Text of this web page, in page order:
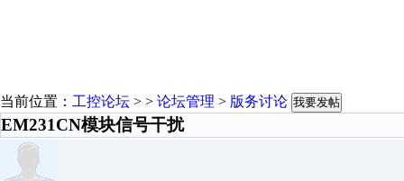
当前位置： 工控论坛 > > 论坛管理 > 版务讨论 我要发帖
EM231CN模块信号干扰